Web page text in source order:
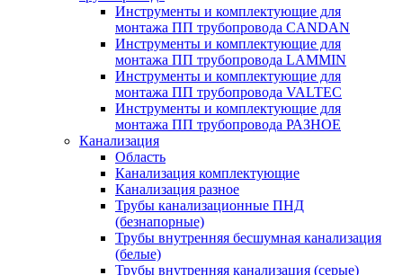
Инструменты и комплектующие для
монтажа ПП трубопровода CANDAN
Инструменты и комплектующие для
монтажа ПП трубопровода LAMMIN
Инструменты и комплектующие для
монтажа ПП трубопровода VALTEC
Инструменты и комплектующие для
монтажа ПП трубопровода РАЗНОЕ
Канализация
Область
Канализация комплектующие
Канализация разное
Трубы канализационные ПНД
(безнапорные)
Трубы внутренняя бесшумная канализация
(белые)
Трубы внутренняя канализация (серые)